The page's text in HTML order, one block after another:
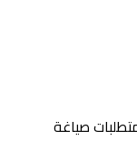
صياغة